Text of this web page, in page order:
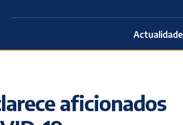
Actualidade
aficionados